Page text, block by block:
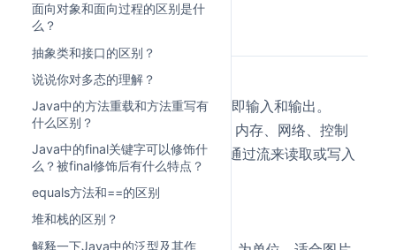
面向对象和面向过程的区别是什
么？
抽象类和接口的区别？
说说你对多态的理解？
Java中的方法重载和方法重写有
什么区别？
Java中的final关键字可以修饰什
么？被final修饰后有什么特点？
equals方法和==的区别
堆和栈的区别？
解释一下Java中的泛型及其作
详细回答
什么是IO流
IO是Input/Output的缩写，即输入和输出。
Java把不同数据源（文件、内存、网络、控制
台）统一抽象为“流”，程序通过流来读取或写入
数据。
IO流的分类
按数据单位：